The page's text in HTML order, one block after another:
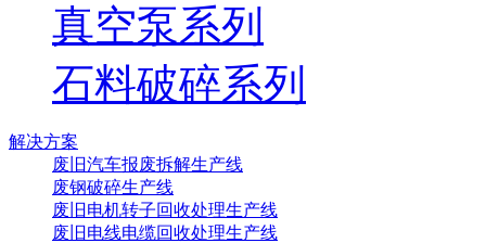
真空泵系列
石料破碎系列
解决方案
废旧汽车报废拆解生产线
废钢破碎生产线
废旧电机转子回收处理生产线
废旧电线电缆回收处理生产线